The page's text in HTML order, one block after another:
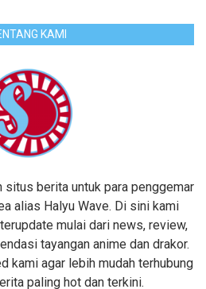
KAMI
situs berita untuk para penggemar
alias Halyu Wave. Di sini kami
mulai dari news, review,
tayangan anime dan drakor.
kami agar lebih mudah terhubung
paling hot dan terkini.